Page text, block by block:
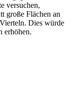
versuchen,
große Flächen an
Dies würde
erhöhen.